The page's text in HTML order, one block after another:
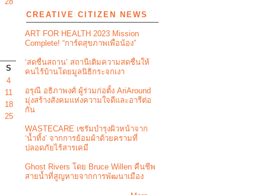
S
4
11
18
25
CREATIVE CITIZEN NEWS
ART FOR HEALTH 2023 Mission
Complete! “การ์ดสุขภาพเพื่อน้อง”
‘สดชื่นสถาน’ สถานีเติมความสดชื่นให้
คนไร้บ้านโดยมูลนิธิกระจกเงา
อรุณี อธิภาพงศ์ ผู้ร่วมก่อตั้ง AriAround
มุ่งสร้างสังคมแห่งความใจดีและอารีต่อ
กัน
WASTECARE เซรัมบำรุงผิวหน้าจาก
‘น้ำทิ้ง’ จากการย้อมผ้าด้วยครามที่
ปลอดภัยไร้สารเคมี
Ghost Rivers โดย Bruce Willen คืนชีพ
สายน้ำที่สูญหายจากการพัฒนาเมือง